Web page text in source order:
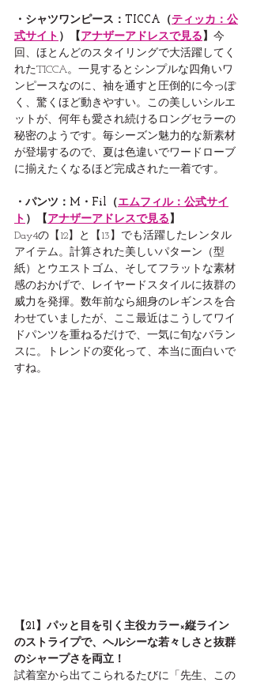
・シャツワンピース：TICCA（ ティッカ：公
式サイト ）【アナザーアドレスで見る 】 今
回、ほとんどのスタイリングで大活躍してく
れたTICCA。一見するとシンプルな四角いワ
ンピースなのに、袖を通すと圧倒的に今っぽ
く、驚くほど動きやすい。この美しいシルエ
ットが、何年も愛され続けるロングセラーの
秘密のようです。毎シーズン魅力的な新素材
が登場するので、夏は色違いでワードローブ
に揃えたくなるほど完成された一着です。
・パンツ：M・Fil（ エムフィル：公式サイ
ト ）【アナザーアドレスで見る 】
Day4の【12】と【13】でも活躍したレンタル
アイテム。計算された美しいパターン（型
紙）とウエストゴム、そしてフラットな素材
感のおかげで、レイヤードスタイルに抜群の
威力を発揮。数年前なら細身のレギンスを合
わせていましたが、ここ最近はこうしてワイ
ドパンツを重ねるだけで、一気に旬なバラン
スに。トレンドの変化って、本当に面白いで
すね。
【21】パッと目を引く主役カラー×縦ライン
のストライプで、ヘルシーな若々しさと抜群
のシャープさを両立！
試着室から出てこられるたびに「先生、この